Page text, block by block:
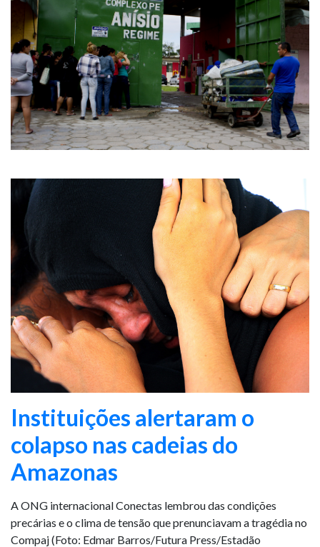
Instituições alertaram o
colapso nas cadeias do
Amazonas
A ONG internacional Conectas lembrou das condições
precárias e o clima de tensão que prenunciavam a tragédia no
Compaj (Foto: Edmar Barros/Futura Press/Estadão